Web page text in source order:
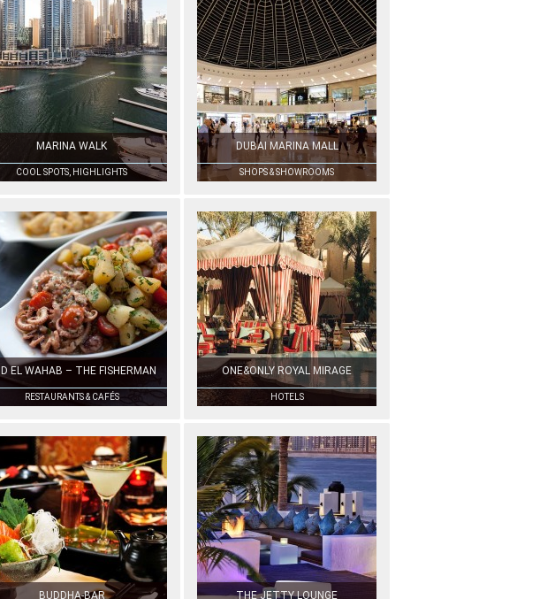
MARINA WALK
COOL SPOTS, HIGHLIGHTS
DUBAI MARINA MALL
SHOPS & SHOWROOMS
EL WAHAB – THE FISHERMAN
RESTAURANTS & CAFÉS
ONE&ONLY ROYAL MIRAGE
HOTELS
BUDDHA-BAR THE JETTY LOUNGE